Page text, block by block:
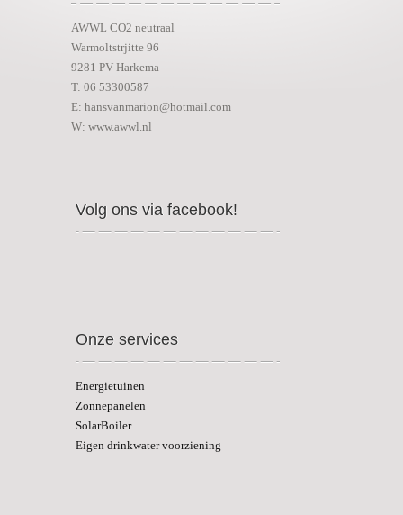
AWWL CO2 neutraal
Warmoltstrjitte 96
9281 PV Harkema
T: 06 53300587
E: hansvanmarion@hotmail.com
W: www.awwl.nl
Volg ons via facebook!
Onze services
Energietuinen
Zonnepanelen
SolarBoiler
Eigen drinkwater voorziening